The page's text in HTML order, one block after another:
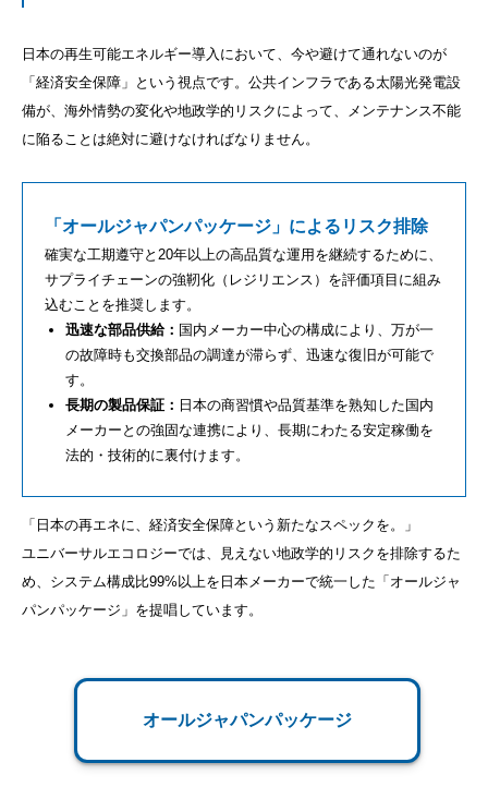
日本の再生可能エネルギー導入において、今や避けて通れないのが
「経済安全保障」という視点です。公共インフラである太陽光発電設
備が、海外情勢の変化や地政学的リスクによって、メンテナンス不能
に陥ることは絶対に避けなければなりません。
「オールジャパンパッケージ」によるリスク排除
確実な工期遵守と20年以上の高品質な運用を継続するために、
サプライチェーンの強靭化（レジリエンス）を評価項目に組み
込むことを推奨します。
迅速な部品供給： 国内メーカー中心の構成により、万が一
の故障時も交換部品の調達が滞らず、迅速な復旧が可能で
す。
長期の製品保証： 日本の商習慣や品質基準を熟知した国内
メーカーとの強固な連携により、長期にわたる安定稼働を
法的・技術的に裏付けます。
「日本の再エネに、経済安全保障という新たなスペックを。」
ユニバーサルエコロジーでは、見えない地政学的リスクを排除するた
め、システム構成比99%以上を日本メーカーで統一した「オールジャ
パンパッケージ」を提唱しています。
オールジャパンパッケージ